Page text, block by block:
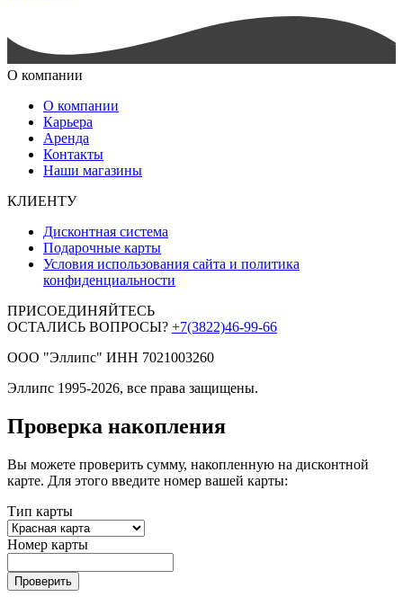
О компании
О компании
Карьера
Аренда
Контакты
Наши магазины
КЛИЕНТУ
Дисконтная система
Подарочные карты
Условия использования сайта и политика
конфиденциальности
ПРИСОЕДИНЯЙТЕСЬ
ОСТАЛИСЬ ВОПРОСЫ? +7(3822)46-99-66
ООО "Эллипс" ИНН 7021003260
Эллипс 1995-2026, все права защищены.
Проверка накопления
Вы можете проверить сумму, накопленную на дисконтной
карте. Для этого введите номер вашей карты:
Тип карты
Номер карты
Проверить